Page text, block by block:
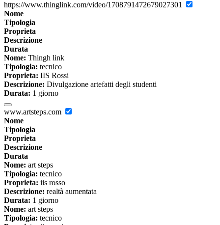
https://www.thinglink.com/video/1708791472679027301
Nome
Tipologia
Proprieta
Descrizione
Durata
Nome: Thingh link
Tipologia: tecnico
Proprieta: IIS Rossi
Descrizione: Divulgazione artefatti degli studenti
Durata: 1 giorno
www.artsteps.com
Nome
Tipologia
Proprieta
Descrizione
Durata
Nome: art steps
Tipologia: tecnico
Proprieta: iis rosso
Descrizione: realtà aumentata
Durata: 1 giorno
Nome: art steps
Tipologia: tecnico